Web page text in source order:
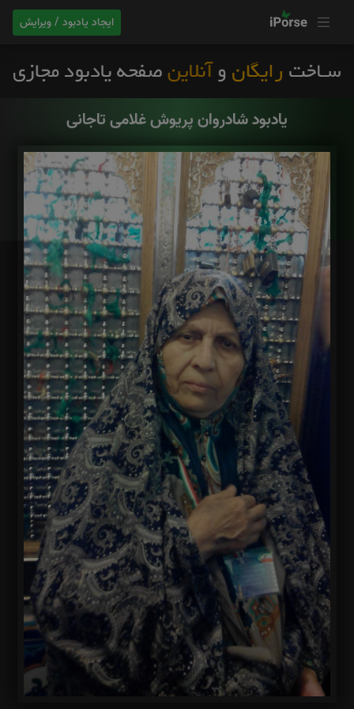
ایجاد یادبود / ویرایش
یادبود شادروان پریوش غلامی تاجانی